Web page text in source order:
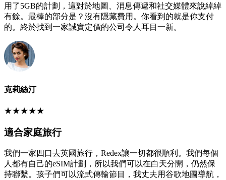
用了5GB的計劃，這對於地圖、消息傳遞和社交媒體來說綽綽
有餘。最棒的部分是？沒有隱藏費用。你看到的就是你支付
的。終於找到一家誠實定價的公司令人耳目一新。
克莉絲汀
★★★★★
適合家庭旅行
我們一家四口去英國旅行，Redex讓一切都很順利。我們每個
人都有自己的eSIM計劃，所以我們可以在白天分開，仍然保
持聯繫。孩子們可以流式傳輸節目，我丈夫用谷歌地圖導航，